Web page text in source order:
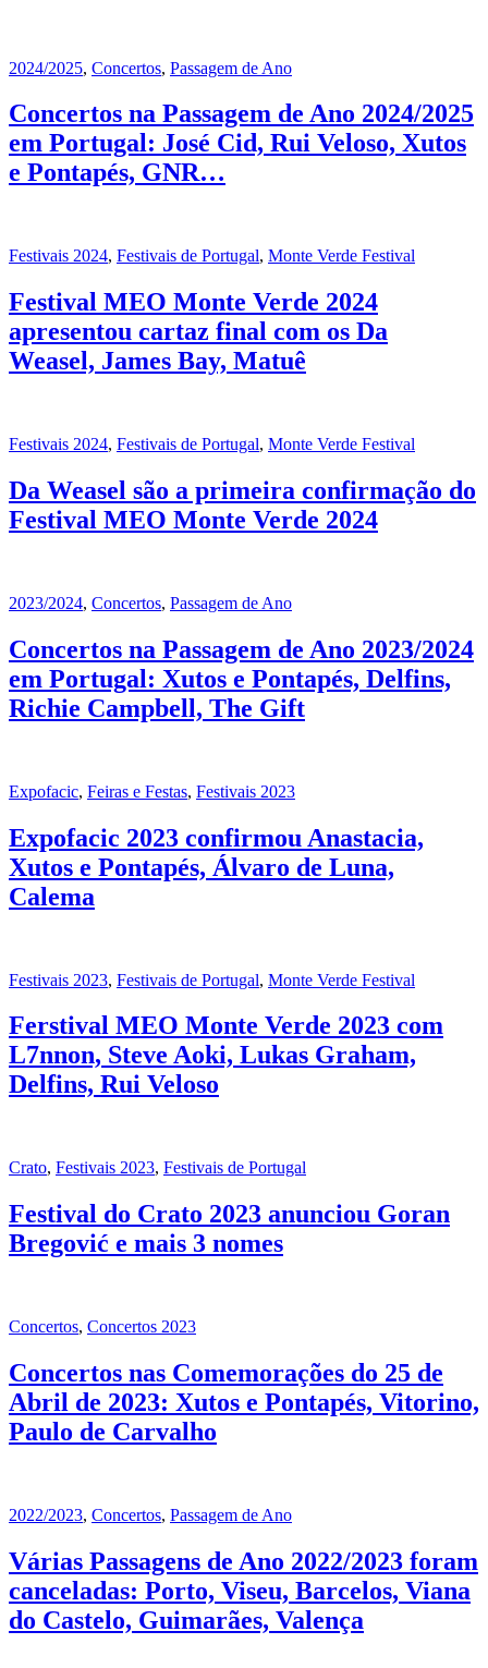
2024/2025, Concertos, Passagem de Ano
Concertos na Passagem de Ano 2024/2025
em Portugal: José Cid, Rui Veloso, Xutos
e Pontapés, GNR…
Festivais 2024, Festivais de Portugal, Monte Verde Festival
Festival MEO Monte Verde 2024
apresentou cartaz final com os Da
Weasel, James Bay, Matuê
Festivais 2024, Festivais de Portugal, Monte Verde Festival
Da Weasel são a primeira confirmação do
Festival MEO Monte Verde 2024
2023/2024, Concertos, Passagem de Ano
Concertos na Passagem de Ano 2023/2024
em Portugal: Xutos e Pontapés, Delfins,
Richie Campbell, The Gift
Expofacic, Feiras e Festas, Festivais 2023
Expofacic 2023 confirmou Anastacia,
Xutos e Pontapés, Álvaro de Luna,
Calema
Festivais 2023, Festivais de Portugal, Monte Verde Festival
Ferstival MEO Monte Verde 2023 com
L7nnon, Steve Aoki, Lukas Graham,
Delfins, Rui Veloso
Crato, Festivais 2023, Festivais de Portugal
Festival do Crato 2023 anunciou Goran
Bregović e mais 3 nomes
Concertos, Concertos 2023
Concertos nas Comemorações do 25 de
Abril de 2023: Xutos e Pontapés, Vitorino,
Paulo de Carvalho
2022/2023, Concertos, Passagem de Ano
Várias Passagens de Ano 2022/2023 foram
canceladas: Porto, Viseu, Barcelos, Viana
do Castelo, Guimarães, Valença